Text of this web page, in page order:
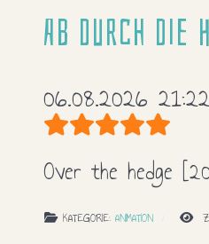
Ab durch die
06.08.2026
Bewertung:5/
Over the hedge
KATEGORIE: ANIMATION